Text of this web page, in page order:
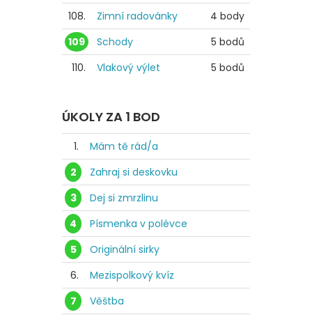
108.
Zimní radovánky
4 body
109
Schody
5 bodů
110.
Vlakový výlet 5 bodů
ÚKOLY ZA 1 BOD
1.
Mám tě rád/a
2
Zahraj si deskovku
3
Dej si zmrzlinu
4
Písmenka v polévce
5
Originální sirky
6.
Mezispolkový kvíz
7
Věštba